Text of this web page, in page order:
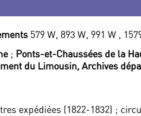
579 W, 893 W, 991 W ,
; Ponts-et-Chaussées de la
du Limousin, Archives
expédiées (1822-1832) ;